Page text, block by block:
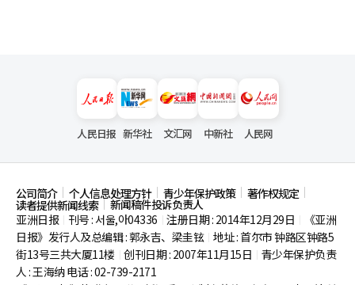
人民日报 新华社 文汇网 中新社 人民网
公司简介 个人信息处理方针 青少年保护政策 著作权规定
读者提供新闻线索
新闻稿件投诉负责人
亚洲日报
刊号 : 서울,아04336 注册日期 : 2014年12月29日
《亚洲
日报》发行人及总编辑 : 郭永吉、梁圭铉 地址 : 首尔市钟路区钟路5
街13号三共大厦11楼 创刊日期 : 2007年11月15日
青少年保护负责
人 : 王海纳 电话 : 02-739-2171